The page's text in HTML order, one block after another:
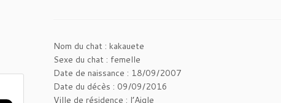
Nom du chat : kakauete
Sexe du chat : femelle
Date de naissance : 18/09/2007
Date du décès : 09/09/2016
Ville de résidence : l’Aigle